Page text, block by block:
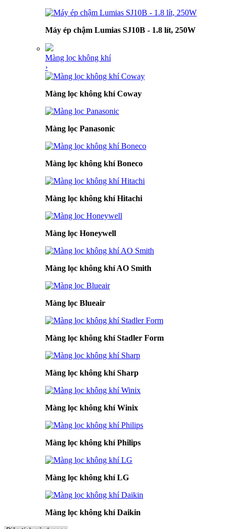
Máy ép chậm Lumias SJ10B - 1.8 lít, 250W
Màng lọc không khí
›
Màng lọc không khí Coway
Màng lọc Panasonic
Màng lọc không khí Boneco
Màng lọc không khí Hitachi
Màng lọc Honeywell
Màng lọc không khí AO Smith
Màng lọc Blueair
Màng lọc không khí Stadler Form
Màng lọc không khí Sharp
Màng lọc không khí Winix
Màng lọc không khí Philips
Màng lọc không khí LG
Màng lọc không khí Daikin